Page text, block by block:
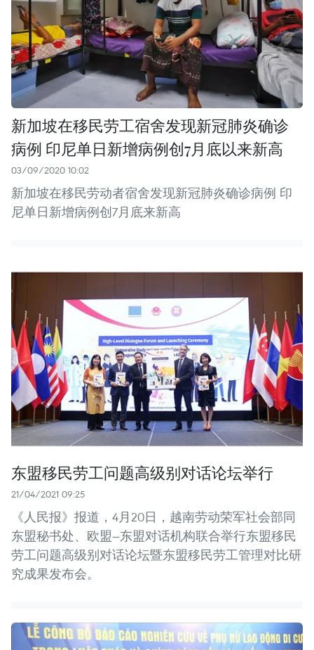
新加坡在移民劳工宿舍发现新冠肺炎确诊
病例 印尼单日新增病例创7月底以来新高
03/09/2020 10:02
新加坡在移民劳动者宿舍发现新冠肺炎确诊病例 印
尼单日新增病例创7月底来新高
东盟移民劳工问题高级别对话论坛举行
21/04/2021 09:25
《人民报》报道，4月20日，越南劳动荣军社会部同
东盟秘书处、欧盟—东盟对话机构联合举行东盟移民
劳工问题高级别对话论坛暨东盟移民劳工管理对比研
究成果发布会。